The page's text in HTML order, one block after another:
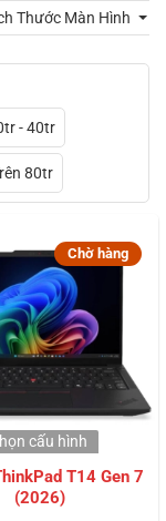
Thước Màn Hình
- 40tr
80tr
Chờ hàng
T14 Gen 7
(2026)
cấu hình